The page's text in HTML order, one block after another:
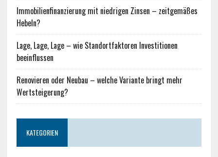
Immobilienfinanzierung mit niedrigen Zinsen – zeitgemäßes
Hebeln?
Lage, Lage, Lage – wie Standortfaktoren Investitionen
beeinflussen
Renovieren oder Neubau – welche Variante bringt mehr
Wertsteigerung?
KATEGORIEN